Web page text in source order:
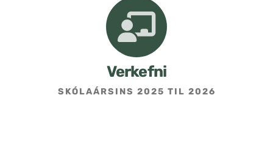
Verkefni
SKÓLAÁRSINS 2025 TIL 2026